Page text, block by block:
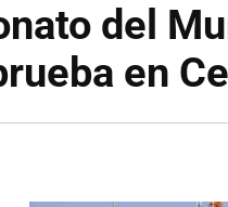
del
en